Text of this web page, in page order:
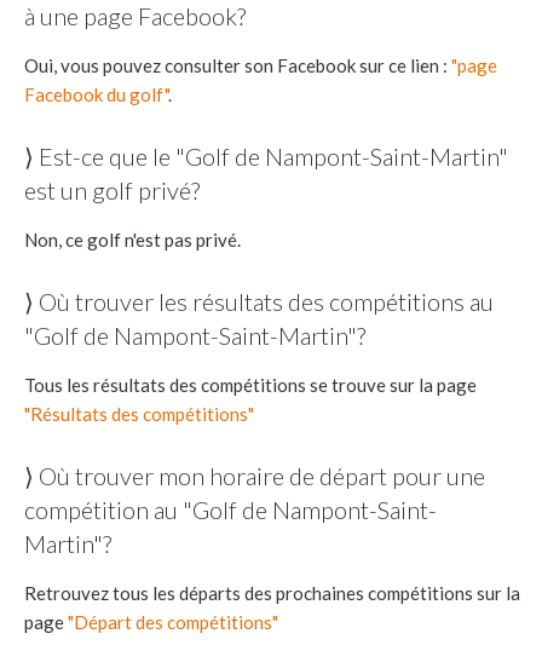
à une page Facebook?
Oui, vous pouvez consulter son Facebook sur ce lien : "page
Facebook du golf".
⟩ Est-ce que le "Golf de Nampont-Saint-Martin"
est un golf privé?
Non, ce golf n'est pas privé.
⟩ Où trouver les résultats des compétitions au
"Golf de Nampont-Saint-Martin"?
Tous les résultats des compétitions se trouve sur la page
"Résultats des compétitions"
⟩ Où trouver mon horaire de départ pour une
compétition au "Golf de Nampont-Saint-
Martin"?
Retrouvez tous les départs des prochaines compétitions sur la
page"Départ des compétitions"